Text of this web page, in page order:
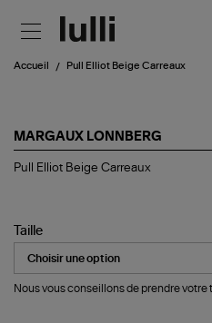
Accueil Pull Elliot Beige Carreaux
MARGAUX LONNBERG
Pull
Pull Elliot Beige Carreaux
Taille
Nous vous conseillons de prendre votre